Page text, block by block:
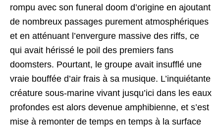
rompu avec son funeral doom d’origine en ajoutant
de nombreux passages purement atmosphériques
et en atténuant l’envergure massive des riffs, ce
qui avait hérissé le poil des premiers fans
doomsters. Pourtant, le groupe avait insufflé une
vraie bouffée d’air frais à sa musique. L’inquiétante
créature sous-marine vivant jusqu’ici dans les eaux
profondes est alors devenue amphibienne, et s’est
mise à remonter de temps en temps à la surface